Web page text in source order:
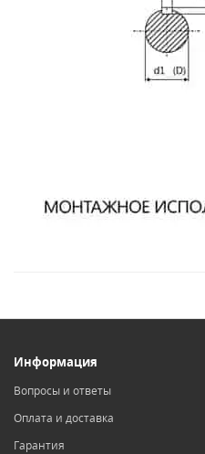
Информация
Вопросы и ответы
Оплата и доставка
Гарантия